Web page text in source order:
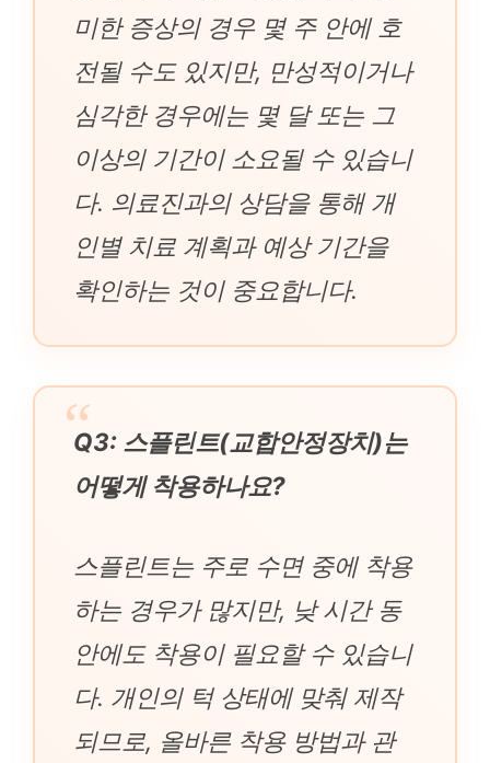
미한 증상의 경우 몇 주 안에 호
전될 수도 있지만, 만성적이거나
심각한 경우에는 몇 달 또는 그
이상의 기간이 소요될 수 있습니
다. 의료진과의 상담을 통해 개
인별 치료 계획과 예상 기간을
확인하는 것이 중요합니다.
Q3: 스플린트(교합안정장치)는
어떻게 착용하나요?
스플린트는 주로 수면 중에 착용
하는 경우가 많지만, 낮 시간 동
안에도 착용이 필요할 수 있습니
다. 개인의 턱 상태에 맞춰 제작
되므로, 올바른 착용 방법과 관